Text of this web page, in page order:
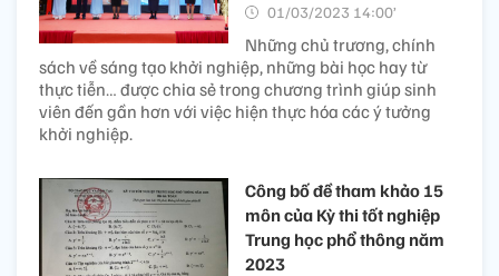
01/03/2023 14:00’
Những chủ trương, chính
sách về sáng tạo khởi nghiệp, những bài học hay từ
thực tiễn… được chia sẻ trong chương trình giúp sinh
viên đến gần hơn với việc hiện thực hóa các ý tưởng
khởi nghiệp.
Công bố đề tham khảo 15
môn của Kỳ thi tốt nghiệp
Trung học phổ thông năm
2023